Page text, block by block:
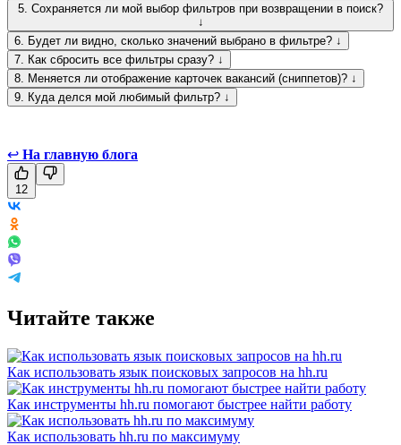
5. Сохраняется ли мой выбор фильтров при возвращении в поиск?
↓
6. Будет ли видно, сколько значений выбрано в фильтре? ↓
7. Как сбросить все фильтры сразу? ↓
8. Меняется ли отображение карточек вакансий (сниппетов)? ↓
9. Куда делся мой любимый фильтр? ↓
↩ На главную блога
12
Читайте также
Как использовать язык поисковых запросов на hh.ru
Как инструменты hh.ru помогают быстрее найти работу
Как использовать hh.ru по максимуму